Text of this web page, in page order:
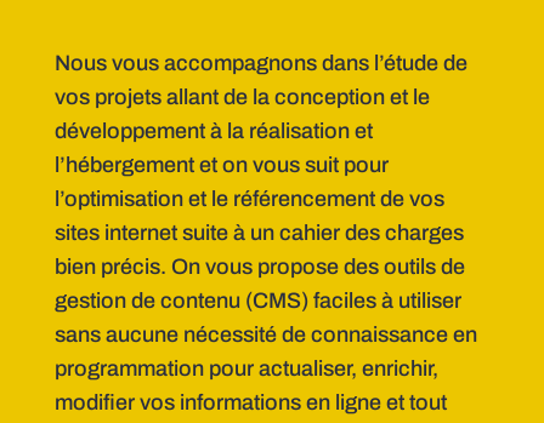
Nous vous accompagnons dans l’étude de
vos projets allant de la conception et le
développement à la réalisation et
l’hébergement et on vous suit pour
l’optimisation et le référencement de vos
sites internet suite à un cahier des charges
bien précis. On vous propose des outils de
gestion de contenu (CMS) faciles à utiliser
sans aucune nécessité de connaissance en
programmation pour actualiser, enrichir,
modifier vos informations en ligne et tout